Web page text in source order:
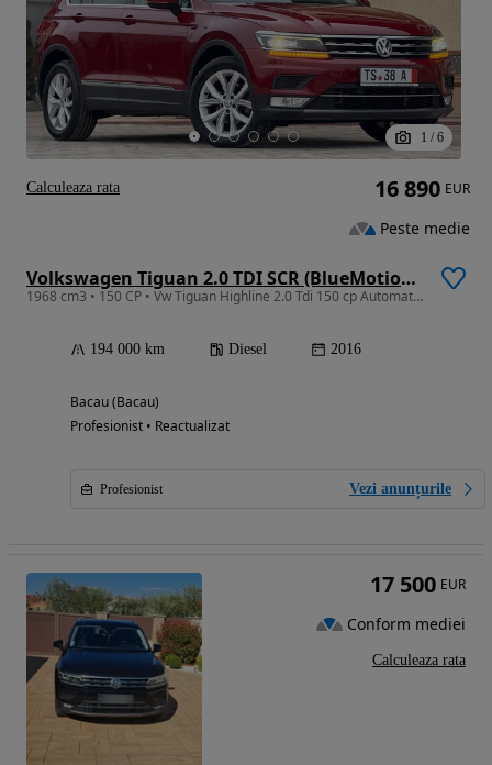
1 / 6
Volkswagen Tiguan 2.0 TDI SCR (BlueMotion Technology) DSG Highline
1968 cm3 • 150 CP • Vw Tiguan Highline 2.0 Tdi 150 cp Automat 2017 Full Option
194 000 km Diesel 2016
Bacau (Bacau)
Profesionist • Reactualizat
Profesionist Vezi anunțurile
16 890 EUR
Peste medie
Calculeaza rata
17 500 EUR
Conform mediei
Calculeaza rata